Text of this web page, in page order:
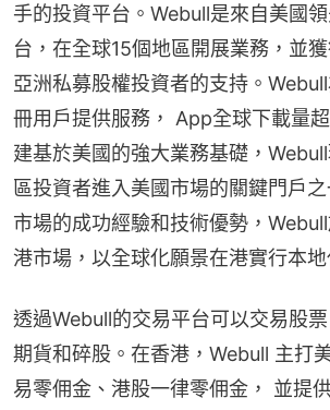
手的投資平台。Webull是來自美國
台，在全球15個地區開展業務，並
亞洲私募股權投資者的支持。
冊用戶提供服務， App全球下載量
建基於美國的強大業務基礎，
區投資者進入美國市場的關鍵門戶
市場的成功經驗和技術優勢，
港市場，以全球化願景在港實行本地
透過Webull的交易平台可以交易股
期貨和碎股。在香港，Webull 主打
易零佣金、港股一律零佣金， 並提